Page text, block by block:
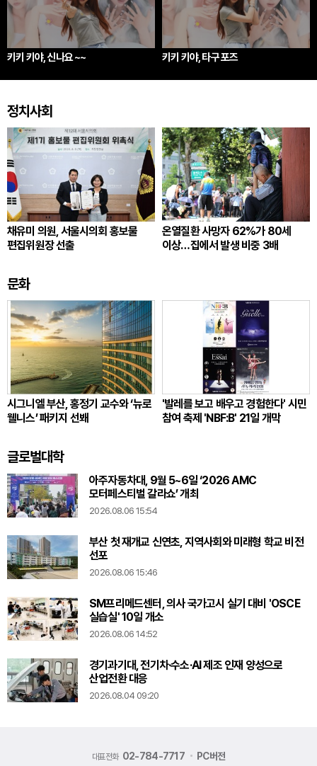
키키 키야, 신나요 ~~ 키키 키야, 타구 포즈
정치사회
채유미 의원, 서울시의회 홍보물
편집위원장 선출
온열질환 사망자 62%가 80세
이상…집에서 발생 비중 3배
문화
시그니엘 부산, 홍정기 교수와 ‘뉴로
웰니스’ 패키지 선봬
'발레를 보고 배우고 경험한다' 시민
참여 축제 'NBF:B' 21일 개막
글로벌대학
아주자동차대, 9월 5~6일 ‘2026 AMC
모터페스티벌 갈라쇼’ 개최
2026.08.06 15:54
부산 첫 재개교 신연초, 지역사회와 미래형 학교 비전
선포
2026.08.06 15:46
SM프리메드센터, 의사 국가고시 실기 대비 'OSCE
실습실' 10일 개소
2026.08.06 14:52
경기과기대, 전기차·수소·AI 제조 인재 양성으로
산업전환 대응
2026.08.04 09:20
대표전화 02-784-7717 PC버전